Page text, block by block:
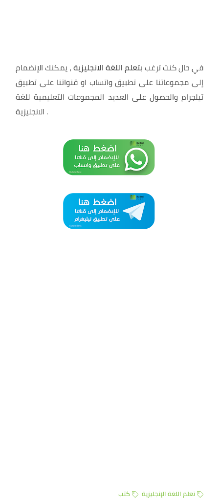
في حال كنت ترغب بتعلم اللغة الانجليزية، يمكنك الإنضمام
إلى مجموعاتنا على تطبيق واتساب او قنواتنا على تطبيق
تيلجرام والحصول على العديد المجموعات التعليمية للغة
.
تعلم اللغة الإنجليزية كتب